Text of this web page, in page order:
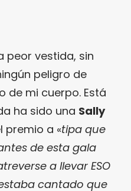
peor vestida, sin
peligro de
de mi cuerpo. Está
ha sido una Sally
premio a «tipa que
de esta gala
a llevar ESO
cantado que